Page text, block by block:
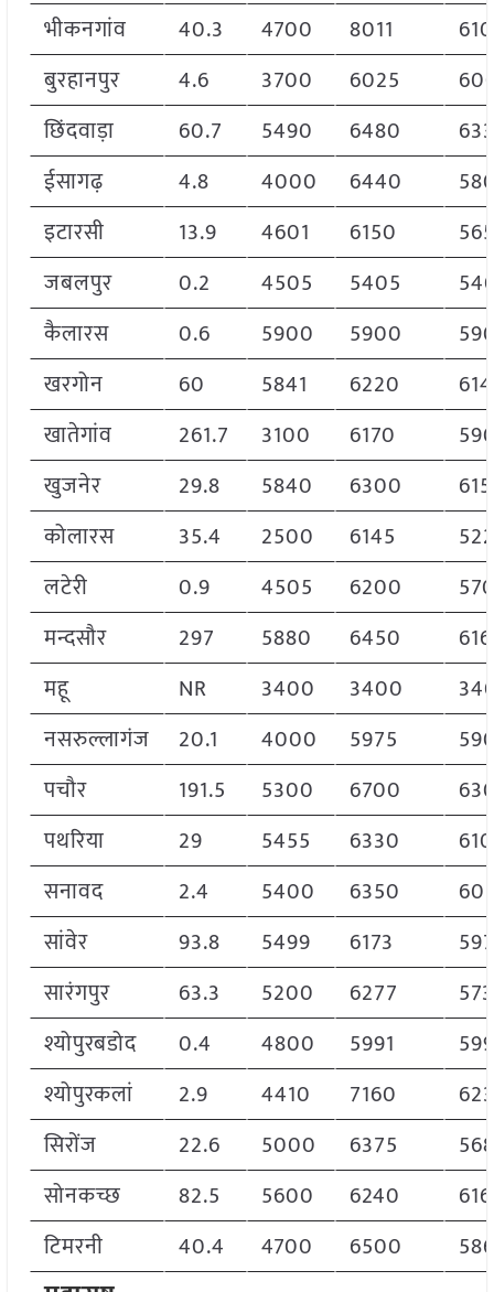
भीकनगांव
40.3 4700 8011
बुरहानपुर
4.6 3700 6025
छिंदवाड़ा
60.7 5490 6480
ईसागढ़
4.8 4000 6440
इटारसी
13.9 4601 6150
जबलपुर
0.2 4505 5405
कैलारस
0.6 5900 5900
खरगोन
60 5841 6220
खातेगांव
261.7 3100 6170
खुजनेर
29.8 5840 6300
कोलारस
35.4 2500 6145
लटेरी
0.9 4505 6200
मन्दसौर
297 5880 6450
महू
NR 3400 3400
नसरुल्लागंज
20.1 4000 5975
पचौर
191.5 5300 6700
पथरिया
29 5455 6330
सनावद
2.4 5400 6350
सांवेर
93.8 5499 6173
सारंगपुर
63.3 5200 6277
श्योपुरबडोद
0.4 4800 5991
श्योपुरकलां
2.9 4410 7160
सिरोंज
22.6 5000 6375
सोनकच्छ
82.5 5600 6240
टिमरनी
40.4 4700 6500